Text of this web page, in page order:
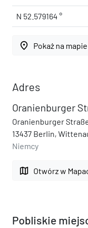
N 52.579164 °
place Pokaż na mapie
Adres
Oranienburger
Oranienburger
13437 Berlin,
Niemcy
map Otwórz w
Pobliskie